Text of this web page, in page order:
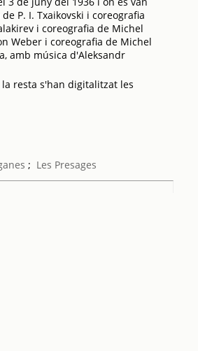
P. I. Txaikovski i coreografia
i coreografia de Michel
Weber i coreografia de Michel
amb música d'Aleksandr
resta s'han digitalitzat les
; Les Presages